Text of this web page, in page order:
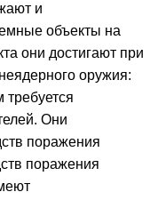
и
объекты на
они достигают при
оружия:
требуется
Они
поражения
поражения